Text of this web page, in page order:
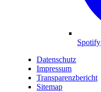
Spotify
Datenschutz
Impressum
Transparenzbericht
Sitemap